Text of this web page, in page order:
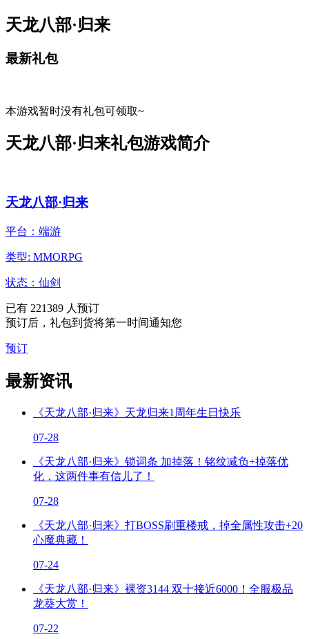
天龙八部·归来
最新礼包
本游戏暂时没有礼包可领取~
天龙八部·归来礼包游戏简介
天龙八部·归来
平台：端游
类型: MMORPG
状态：仙剑
已有 221389 人预订
预订后，礼包到货将第一时间通知您
预订
最新资讯
《天龙八部·归来》天龙归来1周年生日快乐
07-28
《天龙八部·归来》锁词条 加掉落！铭纹减负+掉落优
化，这两件事有信儿了！
07-28
《天龙八部·归来》打BOSS刷重楼戒，掉全属性攻击+20
心魔典藏！
07-24
《天龙八部·归来》裸资3144 双十接近6000！全服极品
龙葵大赏！
07-22